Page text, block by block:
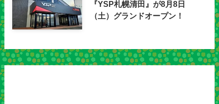
『YSP札幌清田』が8月8日
（土）グランドオープン！